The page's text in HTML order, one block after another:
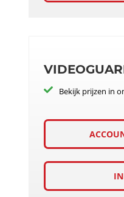
Bekijk prijzen in